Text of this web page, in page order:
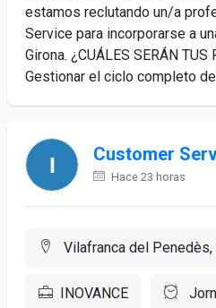
estamos reclutando un/a
Service para incorporarse a
Girona. ¿CUÁLES SERÁN
Gestionar el ciclo completo
Customer
Hace 23 horas
Vilafranca del Penedès,
INOVANCE